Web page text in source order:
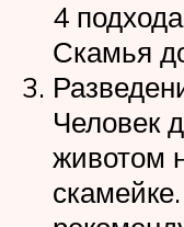
4
Скамья
Человек
животом